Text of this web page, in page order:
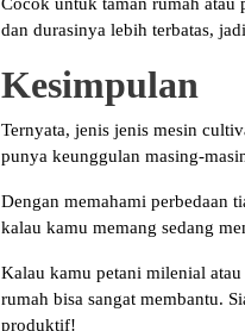
dan durasinya lebih terbatas,
Kesimpulan
Ternyata, jenis jenis mesin
punya keunggulan masing-
Dengan memahami perbedaan
kalau kamu memang sedang
Kalau kamu petani milenial
rumah bisa sangat membantu.
produktif!